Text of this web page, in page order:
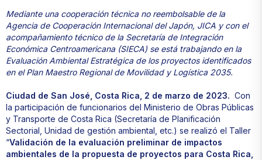
Mediante una cooperación técnica no reembolsable de la
Agencia de Cooperación Internacional del Japón, JICA y con el
acompañamiento técnico de la Secretaría de Integración
Económica Centroamericana (SIECA) se está trabajando en la
Evaluación Ambiental Estratégica de los proyectos identificados
en el Plan Maestro Regional de Movilidad y Logística 2035.
Ciudad de San José, Costa Rica, 2 de marzo de 2023. Con
la participación de funcionarios del Ministerio de Obras Públicas
y Transporte de Costa Rica (Secretaría de Planificación
Sectorial, Unidad de gestión ambiental, etc.) se realizó el Taller
“Validación de la evaluación preliminar de impactos
ambientales de la propuesta de proyectos para Costa Rica,